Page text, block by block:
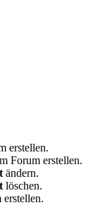
erstellen.
Forum erstellen.
ändern.
löschen.
erstellen.